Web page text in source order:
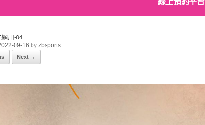
線上預約平台
用-04
09-16 by zbsports
Next →